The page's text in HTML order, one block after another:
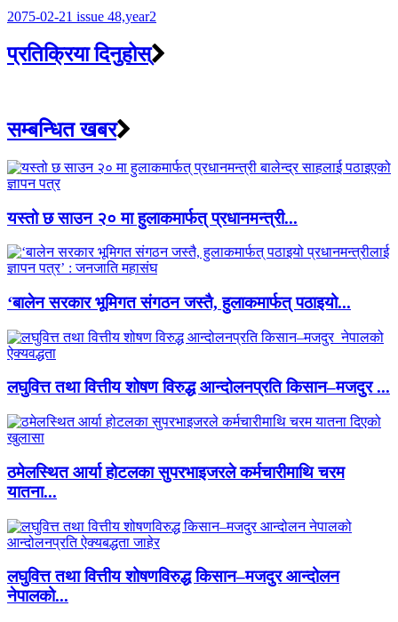
2075-02-21 issue 48,year2
प्रतिक्रिया दिनुहोस्
सम्बन्धित खबर
यस्तो छ साउन २० मा हुलाकमार्फत् प्रधानमन्त्री...
‘बालेन सरकार भूमिगत संगठन जस्तै, हुलाकमार्फत् पठाइयो...
लघुवित्त तथा वित्तीय शोषण विरुद्ध आन्दोलनप्रति किसान–मजदुर ...
ठमेलस्थित आर्या होटलका सुपरभाइजरले कर्मचारीमाथि चरम
यातना...
लघुवित्त तथा वित्तीय शोषणविरुद्ध किसान–मजदुर आन्दोलन
नेपालको...